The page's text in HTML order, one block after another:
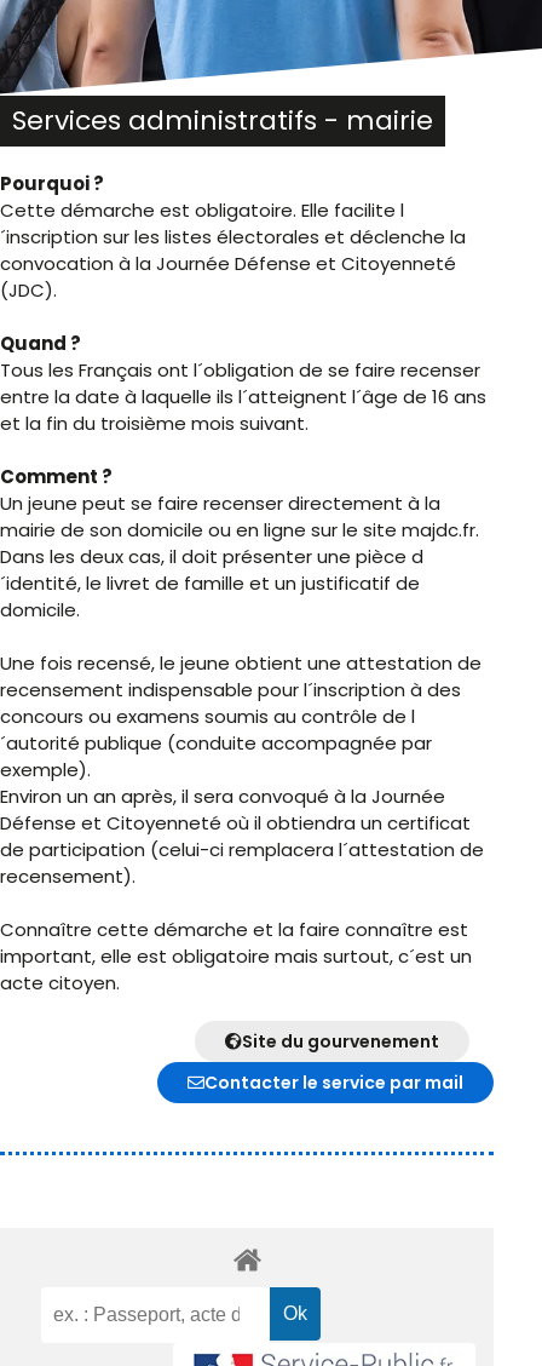
Services administratifs - mairie
Pourquoi ?
Cette démarche est obligatoire. Elle facilite l
´inscription sur les listes électorales et déclenche la
convocation à la Journée Défense et Citoyenneté
(JDC).
Quand ?
Tous les Français ont l´obligation de se faire recenser
entre la date à laquelle ils l´atteignent l´âge de 16 ans
et la fin du troisième mois suivant.
Comment ?
Un jeune peut se faire recenser directement à la
mairie de son domicile ou en ligne sur le site majdc.fr.
Dans les deux cas, il doit présenter une pièce d
´identité, le livret de famille et un justificatif de
domicile.
Une fois recensé, le jeune obtient une attestation de
recensement indispensable pour l´inscription à des
concours ou examens soumis au contrôle de l
´autorité publique (conduite accompagnée par
exemple).
Environ un an après, il sera convoqué à la Journée
Défense et Citoyenneté où il obtiendra un certificat
de participation (celui-ci remplacera l´attestation de
recensement).
Connaître cette démarche et la faire connaître est
important, elle est obligatoire mais surtout, c´est un
acte citoyen.
Site du gourvenement
Contacter le service par mail